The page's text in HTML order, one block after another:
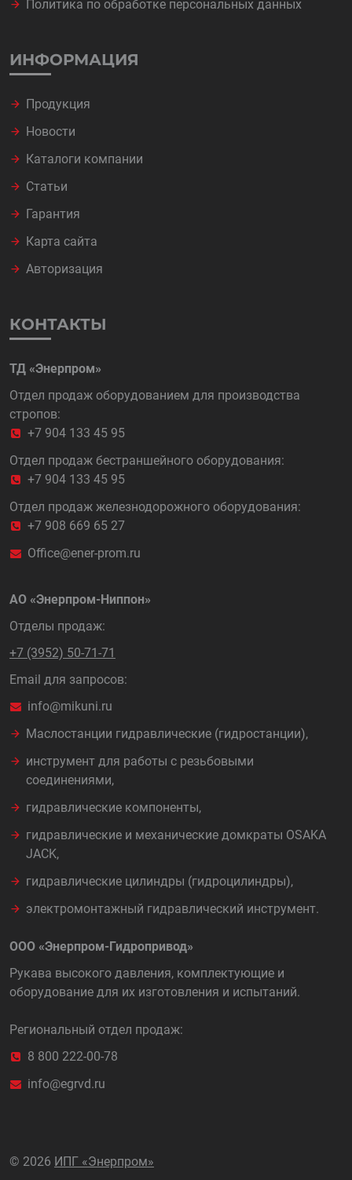
Политика по обработке персональных данных
ИНФОРМАЦИЯ
Продукция
Новости
Каталоги компании
Статьи
Гарантия
Карта сайта
Авторизация
КОНТАКТЫ
ТД «Энерпром»
Отдел продаж оборудованием для производства
стропов:
+7 904 133 45 95
Отдел продаж бестраншейного оборудования:
+7 904 133 45 95
Отдел продаж железнодорожного оборудования:
+7 908 669 65 27
Office@ener-prom.ru
АО «Энерпром-Ниппон»
Отделы продаж:
+7 (3952) 50-71-71
Email для запросов:
info@mikuni.ru
Маслостанции гидравлические (гидростанции),
инструмент для работы с резьбовыми
соединениями,
гидравлические компоненты,
гидравлические и механические домкраты OSAKA
JACK,
гидравлические цилиндры (гидроцилиндры),
электромонтажный гидравлический инструмент.
ООО «Энерпром-Гидропривод»
Рукава высокого давления, комплектующие и
оборудование для их изготовления и испытаний.
Региональный отдел продаж:
8 800 222-00-78
info@egrvd.ru
© 2026 ИПГ «Энерпром»